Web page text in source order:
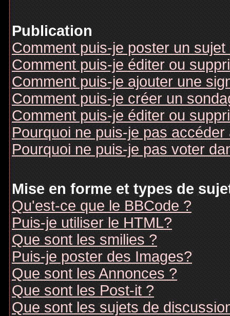
Publication
Comment puis-je poster un
Comment puis-je éditer ou
Comment puis-je ajouter une
Comment puis-je créer un
Comment puis-je éditer ou
Pourquoi ne puis-je pas accéder
Pourquoi ne puis-je pas voter
Mise en forme et types de
Qu'est-ce que le BBCode ?
Puis-je utiliser le HTML?
Que sont les smilies ?
Puis-je poster des Images?
Que sont les Annonces ?
Que sont les Post-it ?
Que sont les sujets de